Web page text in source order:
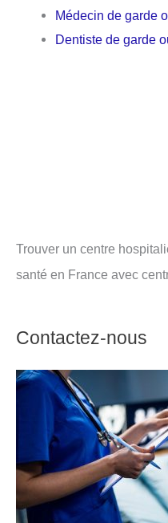
Médecin de garde
Dentiste de garde
Trouver un centre
santé en France avec
Contactez-nous